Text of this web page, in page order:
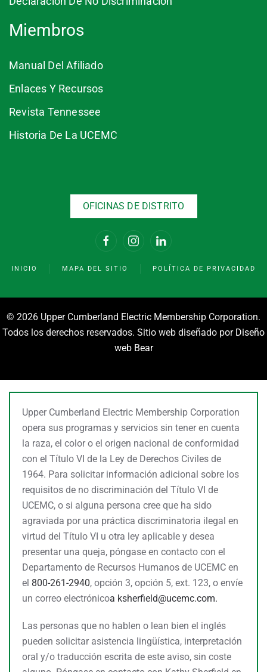
Miembros
Manual Del Afiliado
Enlaces Y Recursos
Revista Tennessee
Historia De La UCEMC
OFICINAS DE DISTRITO
INICIO MAPA DEL SITIO POLÍTICA DE PRIVACIDAD
© 2026 Upper Cumberland Electric Membership Corporation.
Todos los derechos reservados. Sitio web diseñado por Diseño
web Bear
Upper Cumberland Electric Membership Corporation
opera sus programas y servicios sin tener en cuenta
la raza, el color o el origen nacional de conformidad
con el Título VI de la Ley de Derechos Civiles de
1964. Para solicitar información adicional sobre los
requisitos de no discriminación del Título VI de
UCEMC, o si alguna persona cree que ha sido
agraviada por una práctica discriminatoria ilegal en
virtud del Título VI u otra ley aplicable y desea
presentar una queja, póngase en contacto con el
Departamento de Recursos Humanos de UCEMC en
el 800-261-2940, opción 3, opción 5, ext. 123, o envíe
un correo electrónicoa ksherfield@ucemc.com.
Las personas que no hablen o lean bien el inglés
pueden solicitar asistencia lingüística, interpretación
oral y/o traducción escrita de este aviso, sin coste